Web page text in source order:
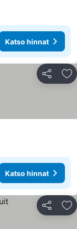
Katso hinnat
Jaa
Katso hinnat
Jaa